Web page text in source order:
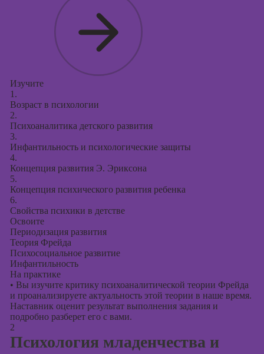
PowerPoint
Изучите
1.
Возраст в психологии
2.
Психоаналитика детского развития
3.
Инфантильность и психологические защиты
4.
Концепция развития Э. Эриксона
5.
Концепция психического развития ребенка
6.
Свойства психики в детстве
Освоите
Периодизация развития
Теория Фрейда
Психосоциальное развитие
Инфантильность
На практике
• Вы изучите критику психоаналитической теории Фрейда
и проанализируете актуальность этой теории в наше время.
Наставник оценит результат выполнения задания и
подробно разберет его с вами.
2
Психология младенчества и